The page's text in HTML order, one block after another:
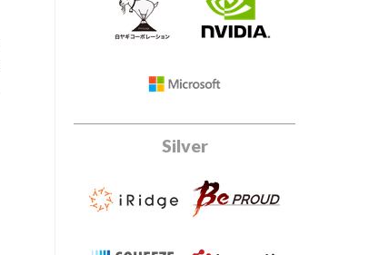
Silver